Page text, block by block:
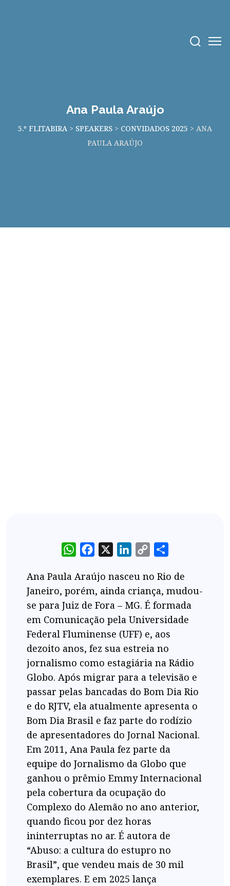
Ana Paula Araújo
5.º FLITABIRA > SPEAKERS > CONVIDADOS 2025 > ANA
PAULA ARAÚJO
WhatsAppFacebook LinkedIn
Copy
Ana Paula Araújo nasceu no Rio de
Janeiro, porém, ainda criança, mudou-
se para Juiz de Fora – MG. É formada
em Comunicação pela Universidade
Federal Fluminense (UFF) e, aos
dezoito anos, fez sua estreia no
jornalismo como estagiária na Rádio
Globo. Após migrar para a televisão e
passar pelas bancadas do Bom Dia Rio
e do RJTV, ela atualmente apresenta o
Bom Dia Brasil e faz parte do rodízio
de apresentadores do Jornal Nacional.
Em 2011, Ana Paula fez parte da
equipe do Jornalismo da Globo que
ganhou o prêmio Emmy Internacional
pela cobertura da ocupação do
Complexo do Alemão no ano anterior,
quando ficou por dez horas
ininterruptas no ar. É autora de
“Abuso: a cultura do estupro no
Brasil”, que vendeu mais de 30 mil
exemplares. E em 2025 lança